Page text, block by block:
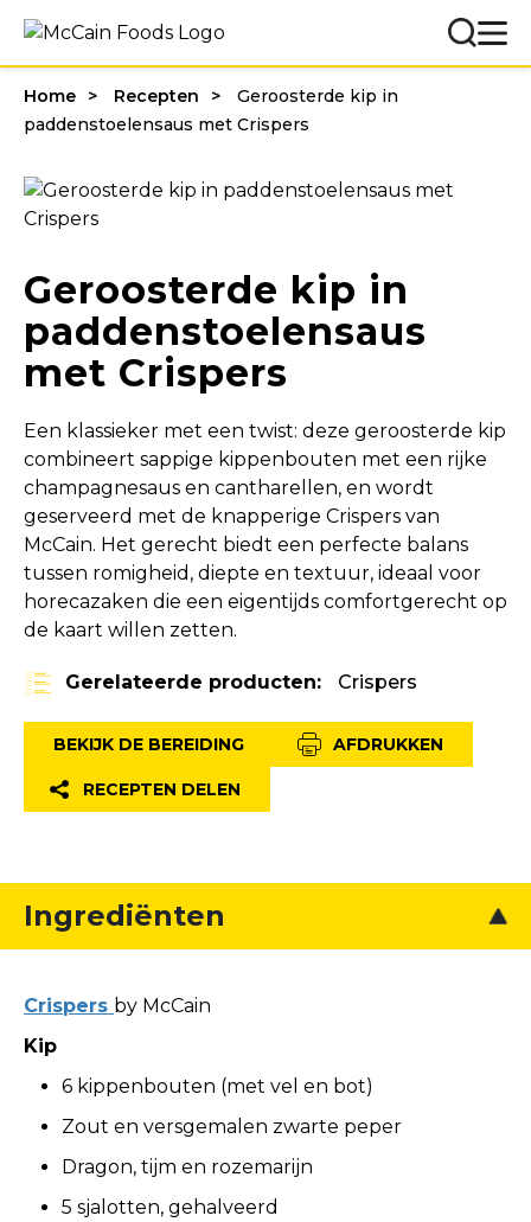
Home Recepten
Geroosterde kip in
paddenstoelensaus met Crispers
Geroosterde kip in
paddenstoelensaus
met Crispers
Een klassieker met een twist: deze geroosterde kip
combineert sappige kippenbouten met een rijke
champagnesaus en cantharellen, en wordt
geserveerd met de knapperige Crispers van
McCain. Het gerecht biedt een perfecte balans
tussen romigheid, diepte en textuur, ideaal voor
horecazaken die een eigentijds comfortgerecht op
de kaart willen zetten.
Gerelateerde producten: Crispers
BEKIJK DE BEREIDING AFDRUKKEN
RECEPTEN DELEN
Ingrediënten
Crispers by McCain
Kip
6 kippenbouten (met vel en bot)
Zout en versgemalen zwarte peper
Dragon, tijm en rozemarijn
5 sjalotten, gehalveerd